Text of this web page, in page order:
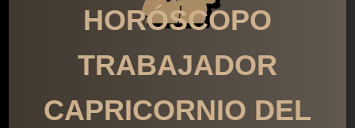
HORÓSCOPO
TRABAJADOR
CAPRICORNIO DEL